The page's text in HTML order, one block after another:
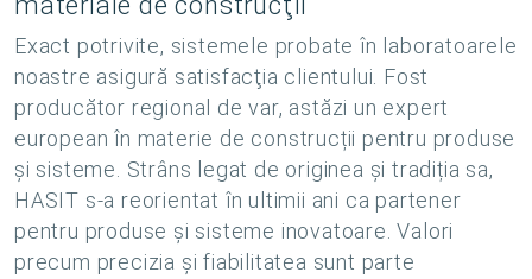
Exact potrivite, sistemele probate în laboratoarele
noastre asigură satisfacţia clientului. Fost
producător regional de var, astăzi un expert
european în materie de construcții pentru produse
și sisteme. Strâns legat de originea și tradiția sa,
HASIT s-a reorientat în ultimii ani ca partener
pentru produse și sisteme inovatoare. Valori
precum precizia și fiabilitatea sunt parte